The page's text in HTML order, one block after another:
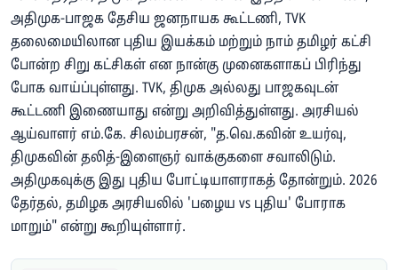
அதிமுக-பாஜக தேசிய ஜனநாயக கூட்டணி, TVK
தலைமையிலான புதிய இயக்கம் மற்றும் நாம் தமிழர் கட்சி
போன்ற சிறு கட்சிகள் என நான்கு முனைகளாகப் பிரிந்து
போக வாய்ப்புள்ளது. TVK, திமுக அல்லது பாஜகவுடன்
கூட்டணி இணையாது என்று அறிவித்துள்ளது. அரசியல்
ஆய்வாளர் எம்.கே. சிலம்பரசன், "த.வெ.கவின் உயர்வு,
திமுகவின் தலித்-இளைஞர் வாக்குகளை சவாலிடும்.
அதிமுகவுக்கு இது புதிய போட்டியாளராகத் தோன்றும். 2026
தேர்தல், தமிழக அரசியலில் 'பழைய vs புதிய' போராக
மாறும்" என்று கூறியுள்ளார்.